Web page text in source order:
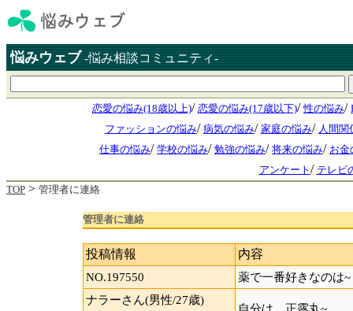
悩みウェブ -悩み相談コミュニティ-
恋愛の悩み(18歳以上)/ 恋愛の悩み(17歳以下)/性の悩み/
ファッションの悩み/ 病気の悩み/ 家庭の悩み/ 人間関
仕事の悩み/ 学校の悩み/ 勉強の悩み/ 将来の悩み/ お金
アンケート / テレビ
TOP > 管理者に連絡
管理者に連絡
投稿情報 内容
NO.197550
薬で一番好きなのは~
ナラーさん(男性/27歳)